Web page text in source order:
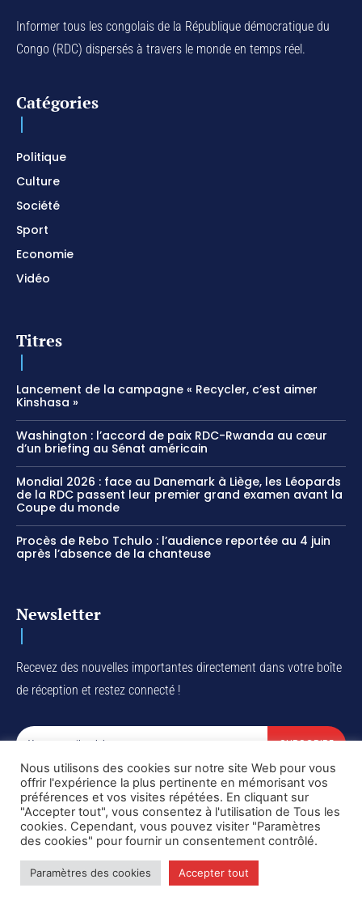
Informer tous les congolais de la République démocratique du
Congo (RDC) dispersés à travers le monde en temps réel.
Catégories
Politique
Culture
Société
Sport
Economie
Vidéo
Titres
Lancement de la campagne « Recycler, c’est aimer
Kinshasa »
Washington : l’accord de paix RDC-Rwanda au cœur
d’un briefing au Sénat américain
Mondial 2026 : face au Danemark à Liège, les Léopards
de la RDC passent leur premier grand examen avant la
Coupe du monde
Procès de Rebo Tchulo : l’audience reportée au 4 juin
après l’absence de la chanteuse
Newsletter
Recevez des nouvelles importantes directement dans votre boîte
de réception et restez connecté !
SUBSCRIBE
I've read and accept thePrivacy Policy.
Copyright © DiaspoRDC. All rights reserved
Nous utilisons des cookies sur notre site Web pour vous
offrir l'expérience la plus pertinente en mémorisant vos
préférences et vos visites répétées. En cliquant sur
"Accepter tout", vous consentez à l'utilisation de Tous les
cookies. Cependant, vous pouvez visiter "Paramètres
des cookies" pour fournir un consentement contrôlé.
Paramètres des cookies Accepter tout